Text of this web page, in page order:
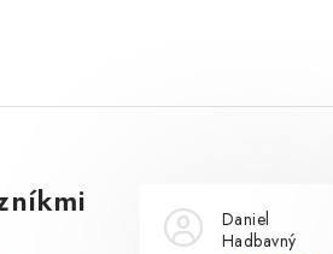
Daniel
Hadbavný